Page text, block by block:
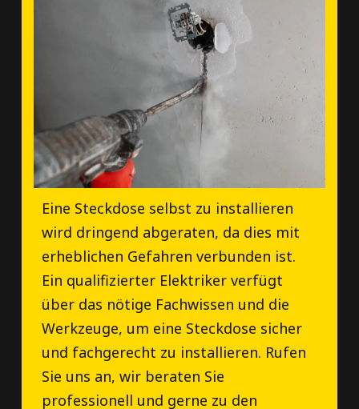
Eine Steckdose selbst zu installieren
wird dringend abgeraten, da dies mit
erheblichen Gefahren verbunden ist.
Ein qualifizierter Elektriker verfügt
über das nötige Fachwissen und die
Werkzeuge, um eine Steckdose sicher
und fachgerecht zu installieren. Rufen
Sie uns an, wir beraten Sie
professionell und gerne zu den